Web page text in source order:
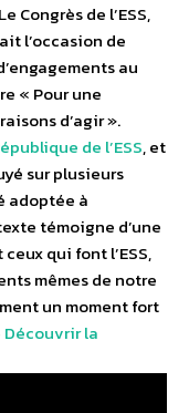
Le Congrès de l’ESS,
l’occasion de
au
« Pour une
d’agir ».
de l’ESS, et
sur plusieurs
adoptée à
témoigne d’une
qui font l’ESS,
mêmes de notre
un moment fort
Découvrir la